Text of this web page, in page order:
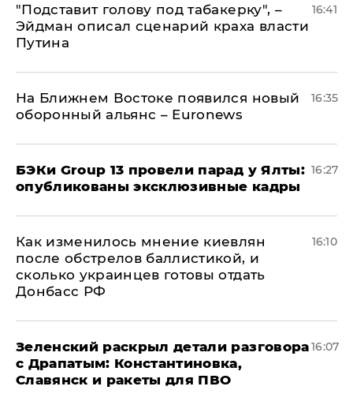
​"Подставит голову под табакерку", –
Эйдман описал сценарий краха власти
Путина
16:41
На Ближнем Востоке появился новый
оборонный альянс – Euronews
16:35
​БЭКи Group 13 провели парад у Ялты:
опубликованы эксклюзивные кадры
16:27
Как изменилось мнение киевлян
после обстрелов баллистикой, и
сколько украинцев готовы отдать
Донбасс РФ
16:10
​Зеленский раскрыл детали разговора
с Драпатым: Константиновка,
Славянск и ракеты для ПВО
16:07